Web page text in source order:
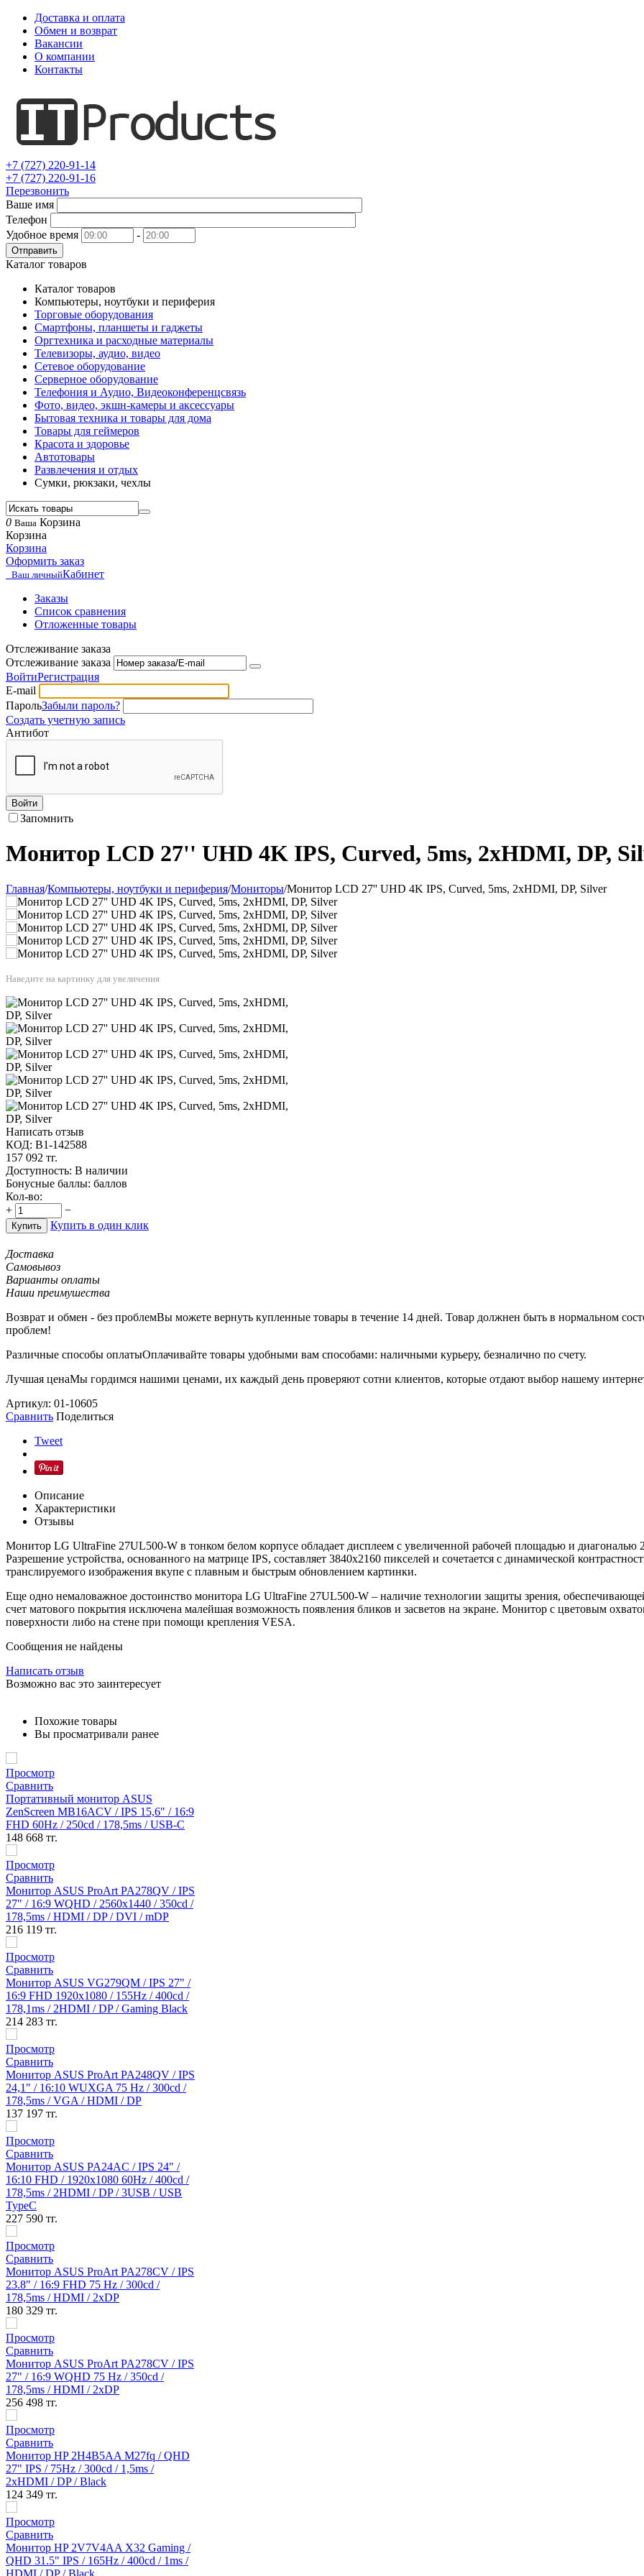
Доставка и оплата
Обмен и возврат
Вакансии
О компании
Контакты
+7 (727) 220-91-14
+7 (727) 220-91-16
Перезвонить
Ваше имя
Телефон
Удобное время
-
Отправить
Каталог товаров
Каталог товаров
Компьютеры, ноутбуки и периферия
Торговые оборудования
Смартфоны, планшеты и гаджеты
Оргтехника и расходные материалы
Телевизоры, аудио, видео
Сетевое оборудование
Серверное оборудование
Телефония и Аудио, Видеоконференцсвязь
Фото, видео, экшн-камеры и аксессуары
Бытовая техника и товары для дома
Товары для геймеров
Красота и здоровье
Автотовары
Развлечения и отдых
Сумки, рюкзаки, чехлы
0 Ваша Корзина
Корзина
Корзина
Оформить заказ
Ваш личныйКабинет
Заказы
Список сравнения
Отложенные товары
Отслеживание заказа
Отслеживание заказа
ВойтиРегистрация
E-mail
ПарольЗабыли пароль?
Создать учетную запись
Антибот
Войти
Запомнить
Монитор LCD 27'' UHD 4K IPS, Curved, 5ms, 2xHDMI, DP,
Главная/Компьютеры, ноутбуки и периферия/Мониторы/Монитор LCD 27'' UHD 4K IPS, Curved, 5ms, 2xHDMI, DP, Silver
Наведите на картинку для увеличения
Написать отзыв
КОД: B1-142588
157 092 тг.
Доступность: В наличии
Бонусные баллы: баллов
Кол-во:
+
−
Купить Купить в один клик
Доставка
Самовывоз
Варианты оплаты
Наши преимушества
Возврат и обмен - без проблемВы можете вернуть купленные товары в течение 14 дней. Товар должнен быть в нормальном
проблем!
Различные способы оплатыОплачивайте товары удобными вам способами: наличными курьеру, безналично по счету.
Лучшая ценаМы гордимся нашими ценами, их каждый день проверяют сотни клиентов, которые отдают выбор нашему
Артикул: 01-10605
Сравнить Поделиться
Tweet
Описание
Характеристики
Отзывы
Монитор LG UltraFine 27UL500-W в тонком белом корпусе обладает дисплеем с увеличенной рабочей площадью и
Разрешение устройства, основанного на матрице IPS, составляет 3840х2160 пикселей и сочетается с динамической
транслируемого изображения вкупе с плавным и быстрым обновлением картинки.
Еще одно немаловажное достоинство монитора LG UltraFine 27UL500-W – наличие технологии защиты зрения,
счет матового покрытия исключена малейшая возможность появления бликов и засветов на экране. Монитор с цветовым
поверхности либо на стене при помощи крепления VESA.
Сообщения не найдены
Написать отзыв
Возможно вас это заинтересует
Похожие товары
Вы просматривали ранее
/ 16:9
USB-C
/ IPS
/ 350cd /
27" /
/ 400cd /
Black
/ IPS
300cd /
24" /
/ 400cd /
/ USB
/ IPS
/
/ IPS
/
/ QHD
/
/
/ 1ms /